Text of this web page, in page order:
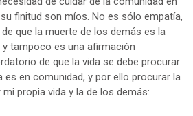
finitud son míos. No es sólo empatía,
que la muerte de los demás es la
y tampoco es una afirmación
de que la vida se debe procurar
es en comunidad, y por ello procurar la
propia vida y la de los demás: